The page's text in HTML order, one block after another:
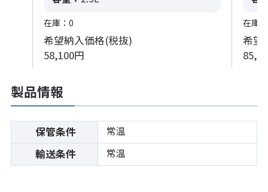
在庫：0
希望納入価格(税抜)
58,100円
在庫
希望
製品情報
保管条件 常温
輸送条件 常温